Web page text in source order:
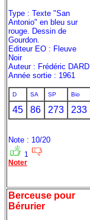
Type : Texte "San
Antonio" en bleu sur
rouge. Dessin de
Gourdon.
Editeur EO : Fleuve
Noir
Auteur : Frédéric DARD
Année sortie : 1961
D SA SP Bio
45 86 273 233
Note : 10/20
1
Noter
Berceuse pour
Bérurier